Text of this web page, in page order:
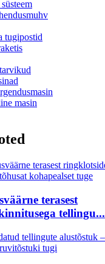
tugipostid
masin
terasest
tellingu...